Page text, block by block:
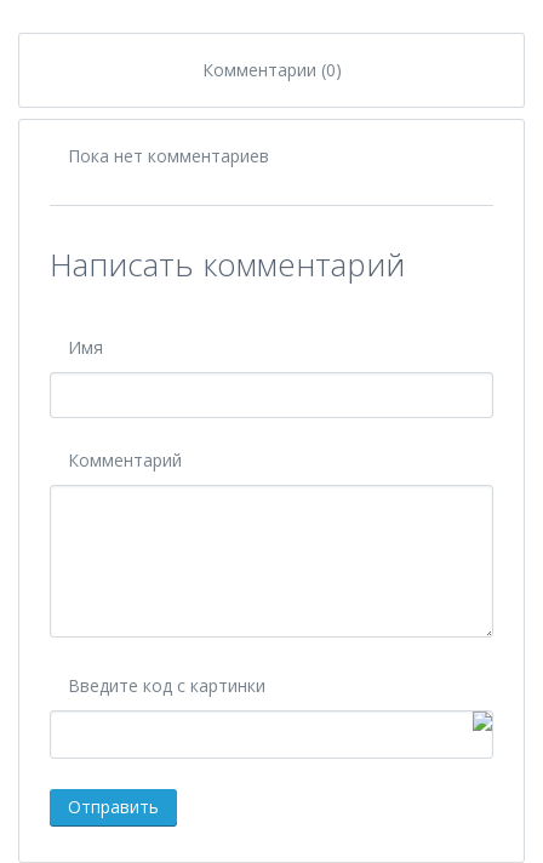
Комментарии (0)
Пока нет комментариев
Написать комментарий
Имя
Комментарий
Введите код с картинки